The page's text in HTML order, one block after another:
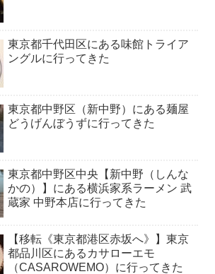
東京都千代田区にある味館トライア
ングルに行ってきた
東京都中野区（新中野）にある麺屋
どうげんぼうずに行ってきた
東京都中野区中央【新中野（しんな
かの）】にある横浜家系ラーメン 武
蔵家 中野本店に行ってきた
【移転《東京都港区赤坂へ》】東京
都品川区にあるカサローエモ
（CASAROWEMO）に行ってきた